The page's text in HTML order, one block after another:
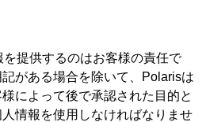
提供するのはお客様の責任で
がある場合を除いて、Polarisは
によって後で承認された目的と
情報を使用しなければなりませ